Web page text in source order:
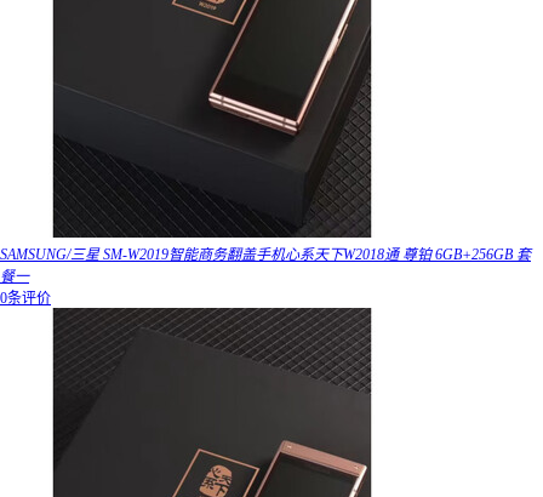
SAMSUNG/三星 SM-W2019智能商务翻盖手机心系天下W2018通 尊铂 6GB+256GB 套
餐一
0条评价